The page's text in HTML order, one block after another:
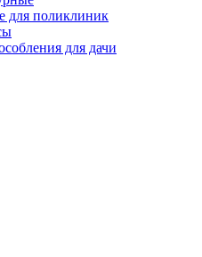
для поликлиник
для дачи